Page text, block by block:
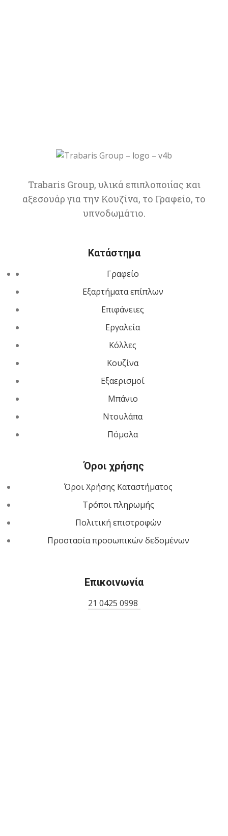
Trabaris Group, υλικά επιπλοποιίας και
αξεσουάρ για την Κουζίνα, το Γραφείο, το
υπνοδωμάτιο.
Κατάστημα
Γραφείο
Εξαρτήματα επίπλων
Επιφάνειες
Εργαλεία
Κόλλες
Κουζίνα
Εξαερισμοί
Μπάνιο
Ντουλάπα
Πόμολα
Όροι χρήσης
Όροι Χρήσης Καταστήματος
Τρόποι πληρωμής
Πολιτική επιστροφών
Προστασία προσωπικών δεδομένων
Επικοινωνία
21 0425 0998